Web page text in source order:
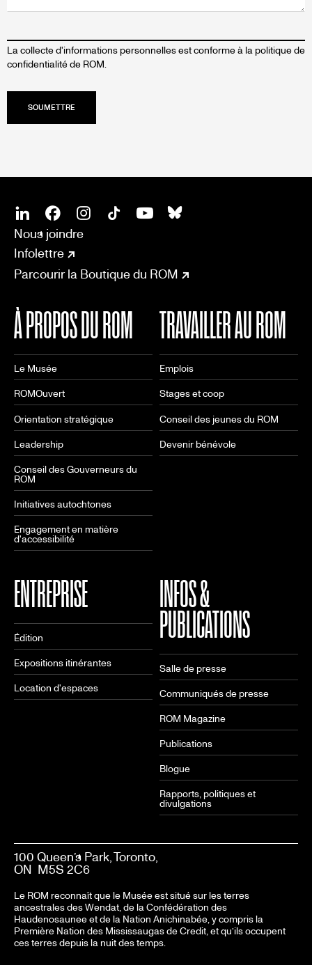
La collecte d'informations personnelles est conforme à la politique de
confidentialité de ROM.
SOCIAL
LinkedinFacebookInstagram
CONNECT
Nous joindre
Infolettre
Parcourir la Boutique du ROM
À PROPOS DU ROM
Le Musée
ROMOuvert
Orientation stratégique
Leadership
Conseil des Gouverneurs du
ROM
Initiatives autochtones
Engagement en matière
d'accessibilité
TRAVAILLER AU ROM
Emplois
Stages et coop
Conseil des jeunes du ROM
Devenir bénévole
ENTREPRISE
Édition
Expositions itinérantes
Location d'espaces
INFOS &
PUBLICATIONS
Salle de presse
Communiqués de presse
ROM Magazine
Publications
Blogue
Rapports, politiques et
divulgations
100 Queen’s Park, Toronto,
ON M5S 2C6
Le ROM reconnaît que le Musée est situé sur les terres
ancestrales des Wendat, de la Confédération des
Haudenosaunee et de la Nation Anichinabée, y compris la
Première Nation des Mississaugas de Credit, et qu’ils occupent
ces terres depuis la nuit des temps.